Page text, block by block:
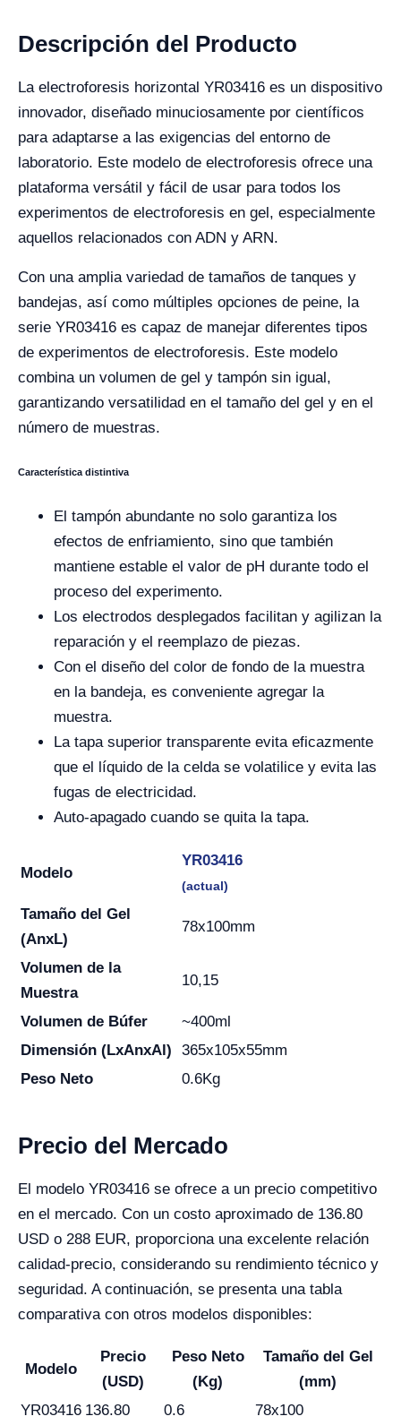
Descripción del Producto
La electroforesis horizontal YR03416 es un dispositivo
innovador, diseñado minuciosamente por científicos
para adaptarse a las exigencias del entorno de
laboratorio. Este modelo de electroforesis ofrece una
plataforma versátil y fácil de usar para todos los
experimentos de electroforesis en gel, especialmente
aquellos relacionados con ADN y ARN.
Con una amplia variedad de tamaños de tanques y
bandejas, así como múltiples opciones de peine, la
serie YR03416 es capaz de manejar diferentes tipos
de experimentos de electroforesis. Este modelo
combina un volumen de gel y tampón sin igual,
garantizando versatilidad en el tamaño del gel y en el
número de muestras.
Característica distintiva
El tampón abundante no solo garantiza los
efectos de enfriamiento, sino que también
mantiene estable el valor de pH durante todo el
proceso del experimento.
Los electrodos desplegados facilitan y agilizan la
reparación y el reemplazo de piezas.
Con el diseño del color de fondo de la muestra
en la bandeja, es conveniente agregar la
muestra.
La tapa superior transparente evita eficazmente
que el líquido de la celda se volatilice y evita las
fugas de electricidad.
Auto-apagado cuando se quita la tapa.
Modelo
YR03416
(actual)
Tamaño del Gel
(AnxL)
78x100mm
Volumen de la
Muestra
10,15
Volumen de Búfer
~400ml
Dimensión (LxAnxAl)
365x105x55mm
Peso Neto
0.6Kg
Precio del Mercado
El modelo YR03416 se ofrece a un precio competitivo
en el mercado. Con un costo aproximado de 136.80
USD o 288 EUR, proporciona una excelente relación
calidad-precio, considerando su rendimiento técnico y
seguridad. A continuación, se presenta una tabla
comparativa con otros modelos disponibles:
Modelo
Precio
(USD)
Peso Neto
(Kg)
Tamaño del Gel
(mm)
YR03416 136.80 0.6 78x100